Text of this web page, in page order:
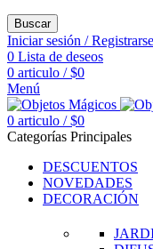
Buscar
Iniciar sesión / Registrarse
0 Lista de deseos
0 articulo / $0
Menú
0 articulo / $0
Categorías Principales
DESCUENTOS
NOVEDADES
DECORACIÓN